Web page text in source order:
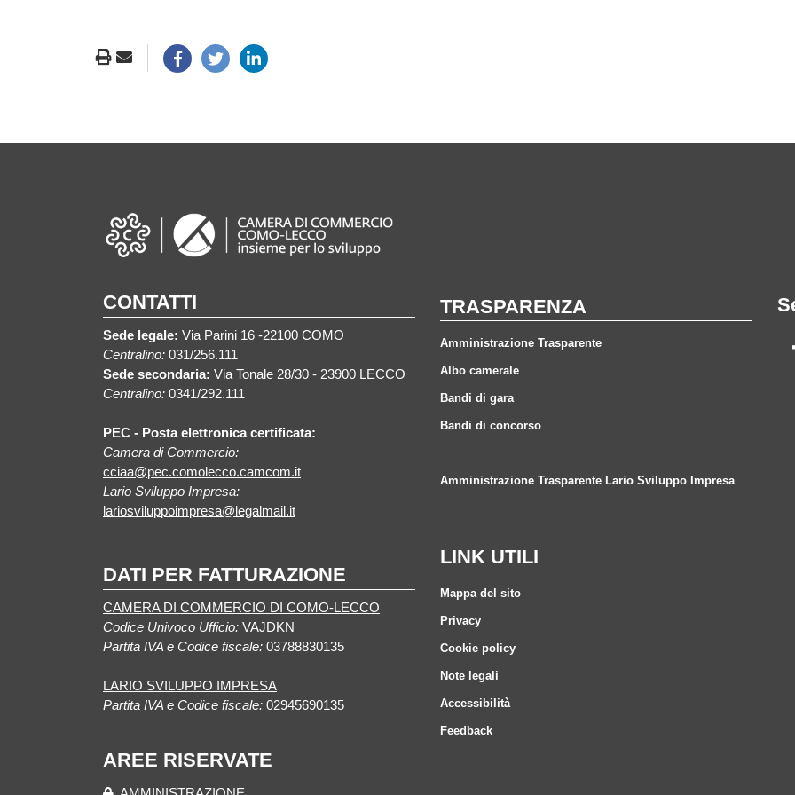
CONTATTI
Sede legale: Via Parini 16 -22100 COMO
Centralino: 031/256.111
Sede secondaria: Via Tonale 28/30 - 23900 LECCO
Centralino: 0341/292.111
PEC - Posta elettronica certificata:
Camera di Commercio:
cciaa@pec.comolecco.camcom.it
Lario Sviluppo Impresa:
lariosviluppoimpresa@legalmail.it
DATI PER FATTURAZIONE
CAMERA DI COMMERCIO DI COMO-LECCO
Codice Univoco Ufficio: VAJDKN
Partita IVA e Codice fiscale: 03788830135
LARIO SVILUPPO IMPRESA
Partita IVA e Codice fiscale: 02945690135
AREE RISERVATE
TRASPARENZA
Amministrazione Trasparente
Albo camerale
Bandi di gara
Bandi di concorso
Amministrazione Trasparente Lario Sviluppo Impresa
LINK UTILI
Mappa del sito
Privacy
Cookie policy
Note legali
Accessibilità
Feedback